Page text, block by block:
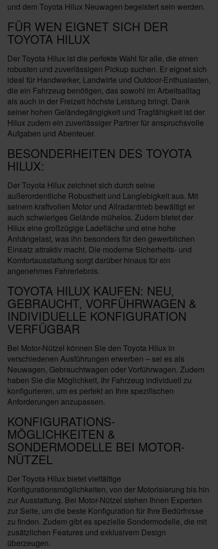
und dem Toyota Hilux Neuwagen begeistert sein werden.
FÜR WEN EIGNET SICH DER
TOYOTA HILUX
Der Toyota Hilux ist die perfekte Wahl für alle, die einen
robusten und zuverlässigen Pickup suchen. Er eignet sich
ideal für Handwerker, Landwirte und Outdoor-Enthusiasten,
die ein Fahrzeug benötigen, das sowohl im Arbeitsalltag
als auch in der Freizeit höchste Leistung bringt. Dank
seiner hohen Geländegängigkeit und Tragfähigkeit ist der
Hilux zudem ein zuverlässiger Partner für anspruchsvolle
Aufgaben und Abenteuer.
BESONDERHEITEN DES TOYOTA
HILUX:
Der Toyota Hilux zeichnet sich durch seine
außerordentliche Robustheit und Langlebigkeit aus. Mit
seinem kraftvollen Motor und Allradantrieb bewältigt er
auch schwieriges Gelände mühelos. Zudem bietet der
Hilux eine großzügige Ladefläche und eine hohe
Anhängelast, was ihn besonders für den gewerblichen
Einsatz attraktiv macht. Die moderne Sicherheits- und
Komfortausstattung sorgt darüber hinaus für ein
angenehmes Fahrerlebnis.
TOYOTA HILUX KAUFEN: NEU,
GEBRAUCHT, VORFÜHRWAGEN &
INDIVIDUELLE KONFIGURATION
VERFÜGBAR
Bei Motor-Nützel können Sie den Toyota Hilux in
verschiedenen Ausführungen erwerben – sei es als
Neuwagen, Gebrauchtwagen oder Vorführwagen. Zudem
haben Sie die Möglichkeit, Ihr Fahrzeug individuell zu
konfigurieren, um es perfekt an Ihre spezifischen
Anforderungen anzupassen.
KONFIGURATIONS-
MÖGLICHKEITEN &
SONDERMODELLE BEI MOTOR-
NÜTZEL
Der Toyota Hilux bietet vielfältige
Konfigurationsmöglichkeiten, von der Motorisierung bis hin
zur Ausstattung. Bei Motor-Nützel stehen Ihnen Experten
zur Seite, um die beste Konfiguration für Ihre Bedürfnisse
zu finden. Zudem gibt es spezielle Sondermodelle, die mit
zusätzlichen Features und exklusivem Design
überzeugen.